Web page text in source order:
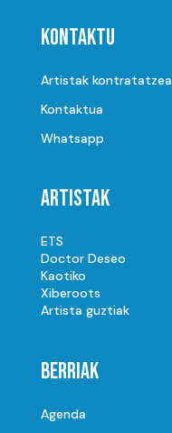
Kontaktu
Artistak kontratatzea
Kontaktua
Whatsapp
Artistak
ETS
Doctor Deseo
Kaotiko
Xiberoots
Artista guztiak
Berriak
Agenda